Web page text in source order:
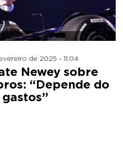
de 2025 - 11:04
Newey sobre
“Depende do